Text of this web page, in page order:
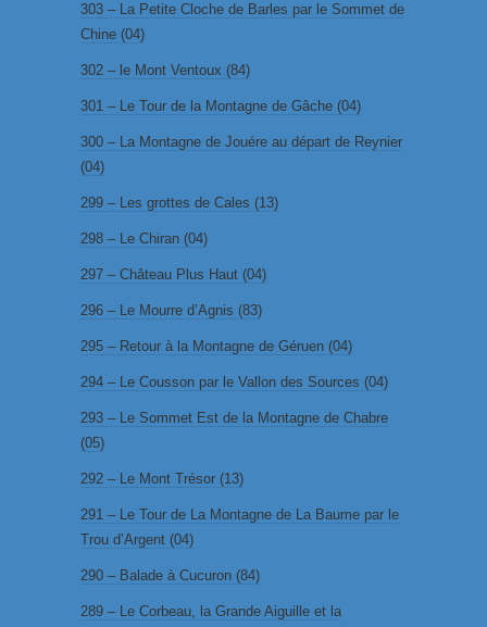
303 – La Petite Cloche de Barles par le Sommet de
Chine (04)
302 – le Mont Ventoux (84)
301 – Le Tour de la Montagne de Gâche (04)
300 – La Montagne de Jouére au départ de Reynier
(04)
299 – Les grottes de Cales (13)
298 – Le Chiran (04)
297 – Château Plus Haut (04)
296 – Le Mourre d’Agnis (83)
295 – Retour à la Montagne de Géruen (04)
294 – Le Cousson par le Vallon des Sources (04)
293 – Le Sommet Est de la Montagne de Chabre
(05)
292 – Le Mont Trésor (13)
291 – Le Tour de La Montagne de La Baume par le
Trou d’Argent (04)
290 – Balade à Cucuron (84)
289 – Le Corbeau, la Grande Aiguille et la